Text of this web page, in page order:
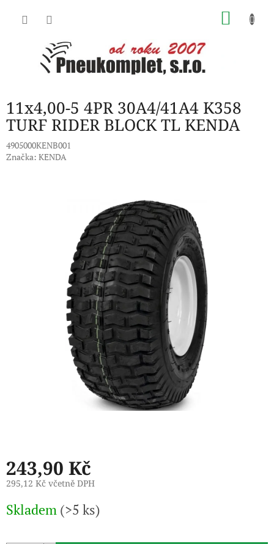
11x4,00-5 4PR 30A4/41A4 K358
TURF RIDER BLOCK TL KENDA
4905000KENB001
Značka: KENDA
243,90 Kč
295,12 Kč včetně DPH
cena:
Skladem (>5 ks)